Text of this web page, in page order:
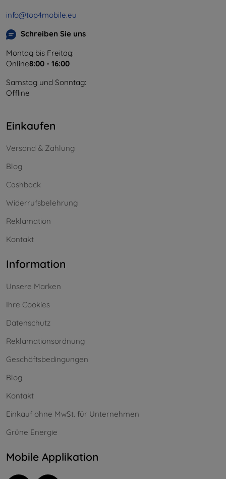
info@top4mobile.eu
Schreiben Sie uns
Montag bis Freitag:
Online8:00 - 16:00
Samstag und Sonntag:
Offline
Einkaufen
Versand & Zahlung
Blog
Cashback
Widerrufsbelehrung
Reklamation
Kontakt
Information
Unsere Marken
Ihre Cookies
Datenschutz
Reklamationsordnung
Geschäftsbedingungen
Blog
Kontakt
Einkauf ohne MwSt. für Unternehmen
Grüne Energie
Mobile Applikation